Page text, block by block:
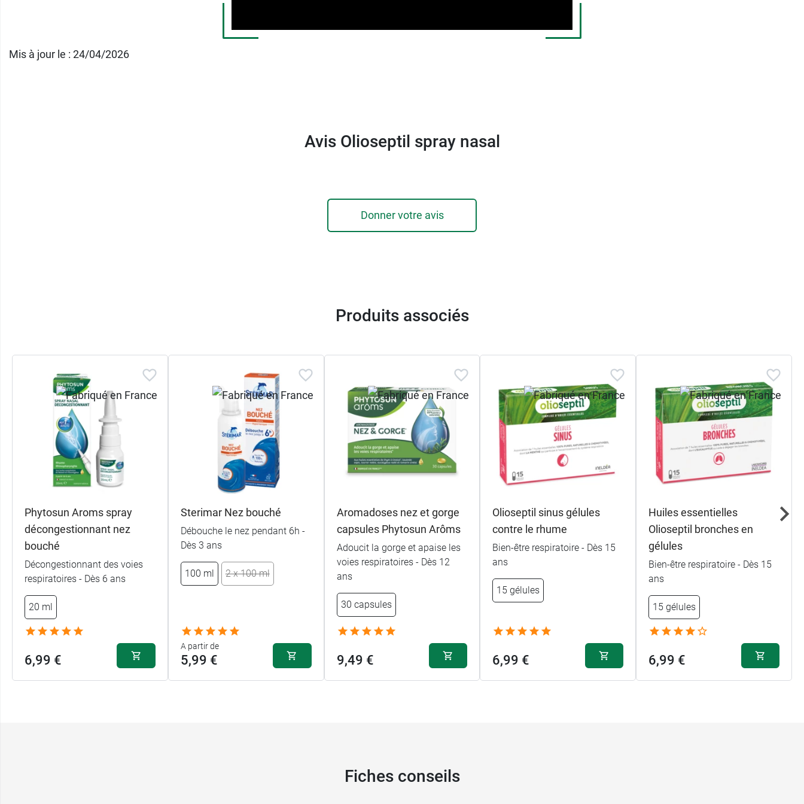
spray de 20 ml.
Mis à jour le : 24/04/2026
Avis Olioseptil spray nasal
Donner votre avis
Produits associés
Phytosun Aroms spray
décongestionnant nez
bouché
Décongestionnant des voies
respiratoires - Dès 6 ans
20 ml
6,99 €
Sterimar Nez bouché
Débouche le nez pendant 6h -
Dès 3 ans
100 ml 2 x 100 ml
A partir de
5,99 €
Aromadoses nez et gorge
capsules Phytosun Arôms
Adoucit la gorge et apaise les
voies respiratoires - Dès 12
ans
30 capsules
9,49 €
Olioseptil sinus gélules
contre le rhume
Bien-être respiratoire - Dès 15
ans
15 gélules
6,99 €
Huiles essentielles
Olioseptil bronches en
gélules
Bien-être respiratoire - Dès 15
ans
15 gélules
6,99 €
Fiches conseils